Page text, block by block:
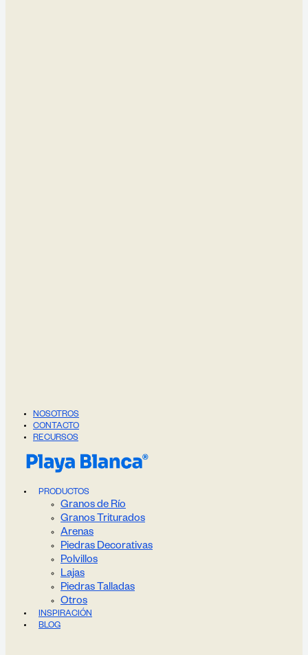
NOSOTROS
CONTACTO
RECURSOS
PRODUCTOS
Granos de Río
Granos Triturados
Arenas
Piedras Decorativas
Polvillos
Lajas
Piedras Talladas
Otros
INSPIRACIÓN
BLOG